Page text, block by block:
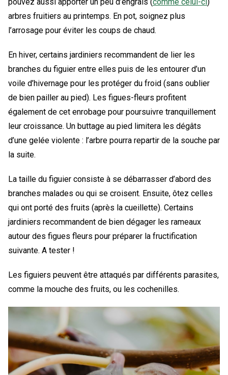
arbres fruitiers au printemps. En pot, soignez plus
l’arrosage pour éviter les coups de chaud.
En hiver, certains jardiniers recommandent de lier les
branches du figuier entre elles puis de les entourer d’un
voile d’hivernage pour les protéger du froid (sans oublier
de bien pailler au pied). Les figues-fleurs profitent
également de cet enrobage pour poursuivre tranquillement
leur croissance. Un buttage au pied limitera les dégâts
d’une gelée violente : l’arbre pourra repartir de la souche par
la suite.
La taille du figuier consiste à se débarrasser d’abord des
branches malades ou qui se croisent. Ensuite, ôtez celles
qui ont porté des fruits (après la cueillette). Certains
jardiniers recommandent de bien dégager les rameaux
autour des figues fleurs pour préparer la fructification
suivante. A tester !
Les figuiers peuvent être attaqués par différents parasites,
comme la mouche des fruits, ou les cochenilles.